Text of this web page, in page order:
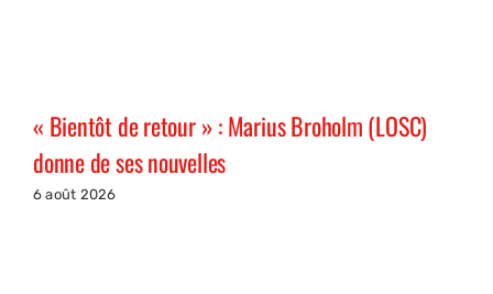
« Bientôt de retour » : Marius Broholm (LOSC)
donne de ses nouvelles
6 août 2026